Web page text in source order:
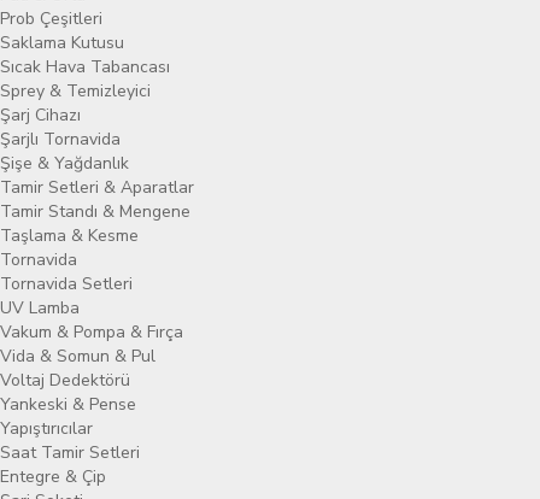
Prob Çeşitleri
Saklama Kutusu
Sıcak Hava Tabancası
Sprey & Temizleyici
Şarj Cihazı
Şarjlı Tornavida
Şişe & Yağdanlık
Tamir Setleri & Aparatlar
Tamir Standı & Mengene
Taşlama & Kesme
Tornavida
Tornavida Setleri
UV Lamba
Vakum & Pompa & Fırça
Vida & Somun & Pul
Voltaj Dedektörü
Yankeski & Pense
Yapıştırıcılar
Saat Tamir Setleri
Entegre & Çip